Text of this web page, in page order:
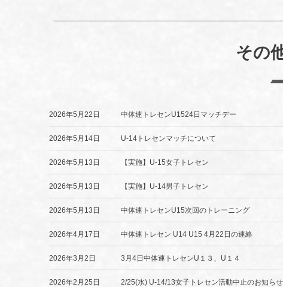
その
2026年5月22日 中体連トレセンU1524日マッチデー
2026年5月14日 U-14トレセンマッチについて
2026年5月13日 【実施】U-15女子トレセン
2026年5月13日 【実施】U-14男子トレセン
2026年5月13日 中体連トレセンU15次回のトレーニング
2026年4月17日 中体連トレセン U14 U15 4月22日の連絡
2026年3月2日 3月4日中体連トレセンU１３、U１４
2026年2月25日 2/25(水) U-14/13女子トレセン活動中止のお知らせ